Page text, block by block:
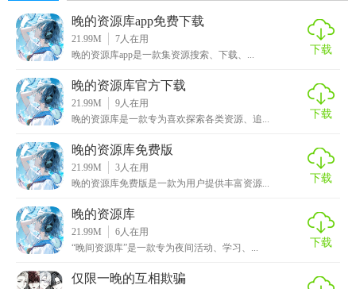
晚的资源库最新版技巧
效率。
2. 标签管理：为资源添加标签，便于快速筛选和查找。
3. 预览功能：内置预览工具，支持图片、视频、音频等资源
的快速预览。
4. 导入导出：支持从其他资源库或文件夹导入资源，也支持
导出为多种格式。
晚的资源库app免费下载
21.99M 7人在用
晚的资源库app是一款集资源搜索、下载、...
下载
晚的资源库官方下载
21.99M 9人在用
晚的资源库是一款专为喜欢探索各类资源、追...
下载
晚的资源库免费版
21.99M 3人在用
晚的资源库免费版是一款为用户提供丰富资源...
下载
晚的资源库
21.99M 6人在用
“晚间资源库”是一款专为夜间活动、学习、...
下载
仅限一晚的互相欺骗